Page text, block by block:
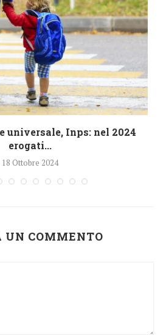
universale, Inps: nel 2024
erogati...
18 Ottobre 2024
UN COMMENTO